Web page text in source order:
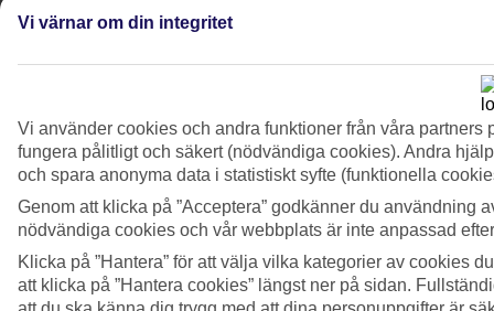
Vi värnar om din integritet
Vi använder cookies och andra funktioner från våra
fungera pålitligt och säkert (nödvändiga cookies). Andra
och spara anonyma data i statistiskt syfte (funktionella
Genom att klicka på ”Acceptera” godkänner du användning
nödvändiga cookies och vår webbplats är inte anpassad
Klicka på ”Hantera” för att välja vilka kategorier av cookies
att klicka på ”Hantera cookies” längst ner på sidan.